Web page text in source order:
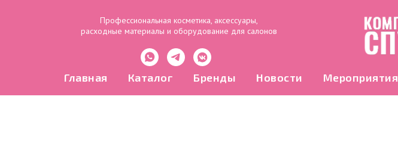
Профессиональная косметика, аксессуары,
расходные материалы и оборудование для салонов
Главная Каталог Бренды Новости Мероприятия